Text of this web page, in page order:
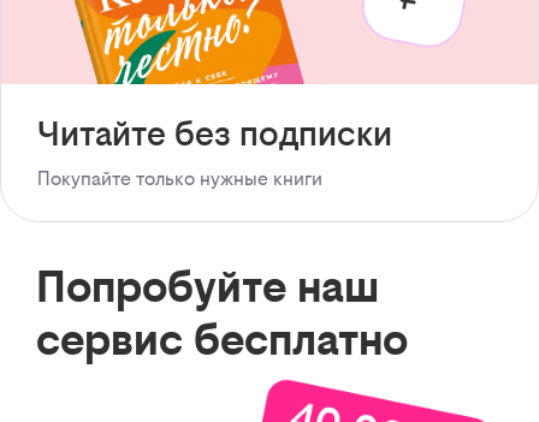
Читайте без подписки
Покупайте только нужные книги
Попробуйте наш
сервис бесплатно